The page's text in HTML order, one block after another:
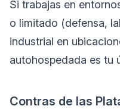
Si trabajas en
o limitado (defensa,
industrial en
autohospedada es tu
Contras de las